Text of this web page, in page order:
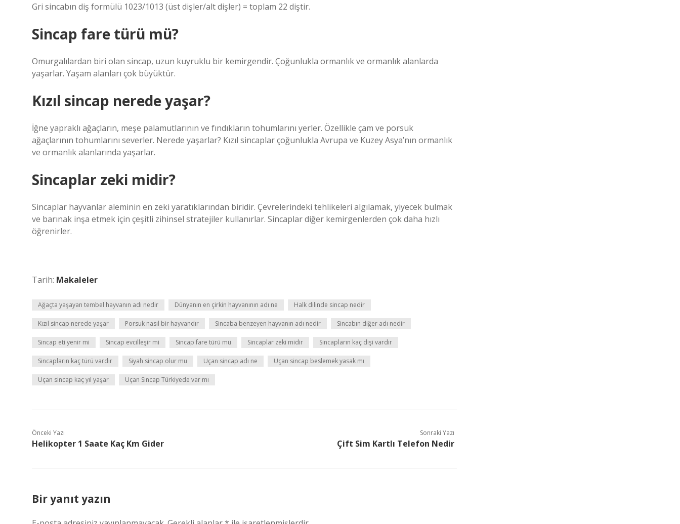
Gri sincabın diş formülü 1023/1013 (üst dişler/alt dişler) = toplam 22 diştir.
Sincap fare türü mü?
Omurgalılardan biri olan sincap, uzun kuyruklu bir kemirgendir. Çoğunlukla ormanlık ve ormanlık alanlarda
yaşarlar. Yaşam alanları çok büyüktür.
Kızıl sincap nerede yaşar?
İğne yapraklı ağaçların, meşe palamutlarının ve fındıkların tohumlarını yerler. Özellikle çam ve porsuk
ağaçlarının tohumlarını severler. Nerede yaşarlar? Kızıl sincaplar çoğunlukla Avrupa ve Kuzey Asya’nın ormanlık
ve ormanlık alanlarında yaşarlar.
Sincaplar zeki midir?
Sincaplar hayvanlar aleminin en zeki yaratıklarından biridir. Çevrelerindeki tehlikeleri algılamak, yiyecek bulmak
ve barınak inşa etmek için çeşitli zihinsel stratejiler kullanırlar. Sincaplar diğer kemirgenlerden çok daha hızlı
öğrenirler.
Tarih: Makaleler
Ağaçta yaşayan tembel hayvanın adı nedir Dünyanın en çirkin hayvanının adı ne Halk dilinde sincap nedir
Kızıl sincap nerede yaşar Porsuk nasıl bir hayvandır Sincaba benzeyen hayvanın adı nedir Sincabın diğer adı nedir
Sincap eti yenir mi Sincap evcilleşir mi Sincap fare türü mü Sincaplar zeki midir Sincapların kaç dişi vardır
Sincapların kaç türü vardır Siyah sincap olur mu Uçan sincap adı ne Uçan sincap beslemek yasak mı
Uçan sincap kaç yıl yaşar Uçan Sincap Türkiyede var mı
Önceki Yazı
Helikopter 1 Saate Kaç Km Gider
Sonraki Yazı
Çift Sim Kartlı Telefon Nedir
Bir yanıt yazın